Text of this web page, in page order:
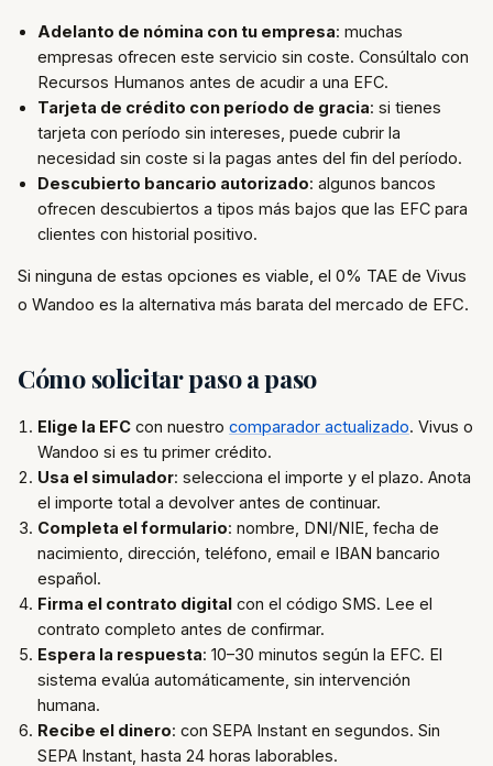
Adelanto de nómina con tu empresa: muchas
empresas ofrecen este servicio sin coste. Consúltalo con
Recursos Humanos antes de acudir a una EFC.
Tarjeta de crédito con período de gracia: si tienes
tarjeta con período sin intereses, puede cubrir la
necesidad sin coste si la pagas antes del fin del período.
Descubierto bancario autorizado: algunos bancos
ofrecen descubiertos a tipos más bajos que las EFC para
clientes con historial positivo.
Si ninguna de estas opciones es viable, el 0% TAE de Vivus
o Wandoo es la alternativa más barata del mercado de EFC.
Cómo solicitar paso a paso
Elige la EFC con nuestro comparador actualizado. Vivus o
Wandoo si es tu primer crédito.
Usa el simulador: selecciona el importe y el plazo. Anota
el importe total a devolver antes de continuar.
Completa el formulario: nombre, DNI/NIE, fecha de
nacimiento, dirección, teléfono, email e IBAN bancario
español.
Firma el contrato digital con el código SMS. Lee el
contrato completo antes de confirmar.
Espera la respuesta: 10–30 minutos según la EFC. El
sistema evalúa automáticamente, sin intervención
humana.
Recibe el dinero: con SEPA Instant en segundos. Sin
SEPA Instant, hasta 24 horas laborables.